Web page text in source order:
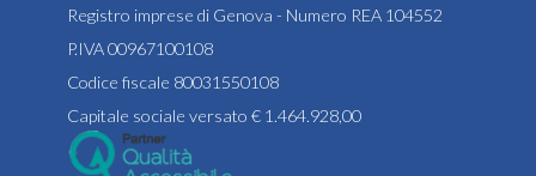
Registro imprese di Genova - Numero REA 104552
P.IVA 00967100108
Codice fiscale 80031550108
Capitale sociale versato € 1.464.928,00